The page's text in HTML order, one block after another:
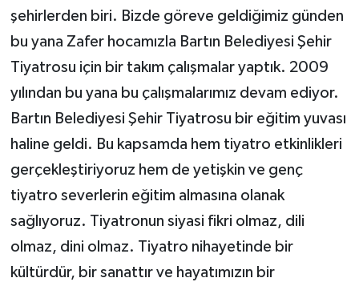
şehirlerden biri. Bizde göreve geldiğimiz günden
bu yana Zafer hocamızla Bartın Belediyesi Şehir
Tiyatrosu için bir takım çalışmalar yaptık. 2009
yılından bu yana bu çalışmalarımız devam ediyor.
Bartın Belediyesi Şehir Tiyatrosu bir eğitim yuvası
haline geldi. Bu kapsamda hem tiyatro etkinlikleri
gerçekleştiriyoruz hem de yetişkin ve genç
tiyatro severlerin eğitim almasına olanak
sağlıyoruz. Tiyatronun siyasi fikri olmaz, dili
olmaz, dini olmaz. Tiyatro nihayetinde bir
kültürdür, bir sanattır ve hayatımızın bir